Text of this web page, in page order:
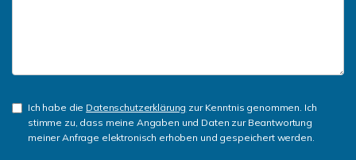
Ich habe die Datenschutzerklärung zur Kenntnis genommen. Ich
stimme zu, dass meine Angaben und Daten zur Beantwortung
meiner Anfrage elektronisch erhoben und gespeichert werden.